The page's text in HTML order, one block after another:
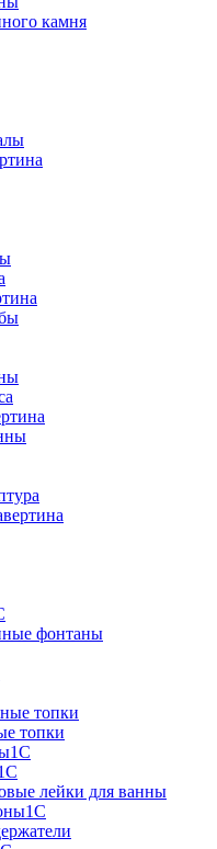
камня
фонтаны
топки
топки
лейки для ванны